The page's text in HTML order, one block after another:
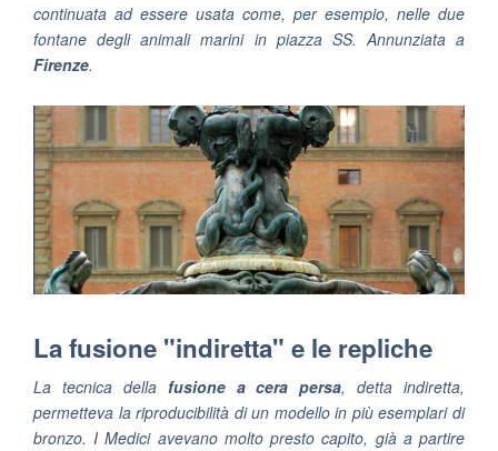
continuata ad essere usata come, per esempio, nelle due
fontane degli animali marini in piazza SS. Annunziata a
Firenze.
La fusione "indiretta" e le repliche
La tecnica della fusione a cera persa, detta indiretta,
permetteva la riproducibilità di un modello in più esemplari di
bronzo. I Medici avevano molto presto capito, già a partire